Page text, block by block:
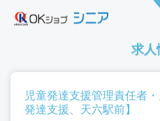
求人
児童発達支援管理責任者
発達支援、天六駅前】